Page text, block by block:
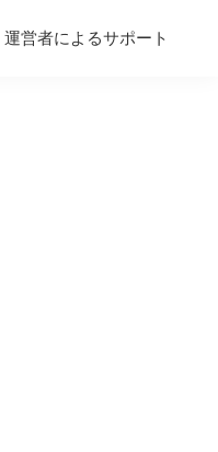
運営者によるサポート